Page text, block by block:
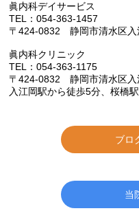
眞内科デイサービス
TEL：054-363-1457
〒424-0832 静岡市清水区入
眞内科クリニック
TEL：054-363-1175
〒424-0832 静岡市清水区入
入江岡駅から徒歩5分、桜橋
ブロ
当